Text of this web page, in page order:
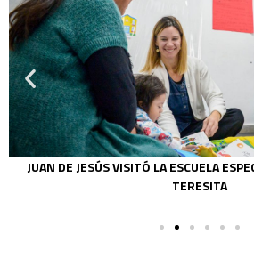
JUAN DE JESÚS VISITÓ LA ESCUELA
TERESITA